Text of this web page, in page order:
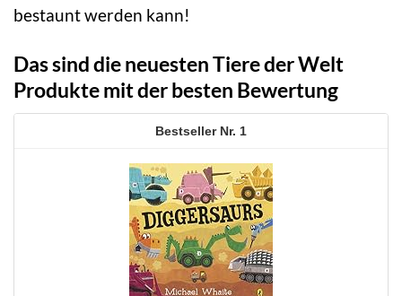
bestaunt werden kann!
Das sind die neuesten Tiere der Welt
Produkte mit der besten Bewertung
1